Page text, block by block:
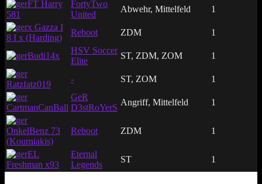
FT Harry
581
FortyTwo
United
Abwehr, Mittelfeld
1
x Gazza I
8 I x (Harding)
Reboot ZDM 1
Budi14x
HSV Soccer
Elite
ST, ZDM, ZOM 1
Ratzfatz019
- ST, ZOM 1
CartmanCanBall
GeR
D3stRoYerS
Angriff, Mittelfeld 1
OnkelBenz 73
(Kourniakis)
Reboot ZDM 1
EL
Freshman x93
Eternal
Legends
ST 1